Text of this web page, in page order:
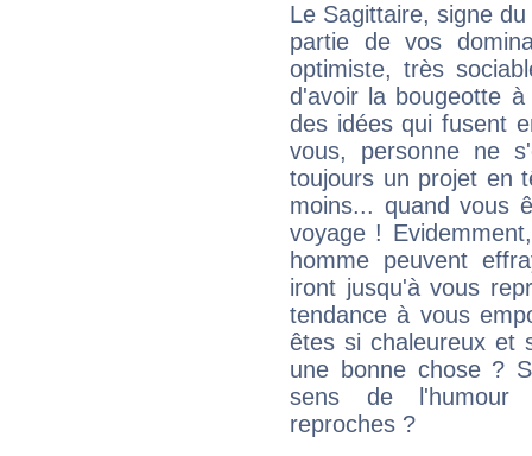
Le Sagittaire, signe
partie de vos
optimiste, très
d'avoir la bougeotte
des idées qui fusent
vous, personne ne
toujours un projet en
moins... quand vous
voyage !
homme peuvent
iront jusqu'à vous
tendance à vous
êtes si chaleureux et
une bonne chose ?
sens de l'humour
reproches ?